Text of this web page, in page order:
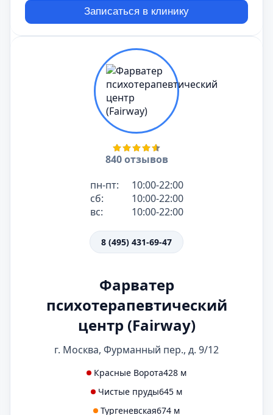
Записаться в клинику
840 отзывов
пн-пт:
10:00-22:00
сб:
10:00-22:00
вс:
10:00-22:00
8 (495) 431-69-47
Фарватер
психотерапевтический
центр (Fairway)
г. Москва, Фурманный пер., д. 9/12
Красные Ворота428 м
Чистые пруды645 м
Тургеневская674 м